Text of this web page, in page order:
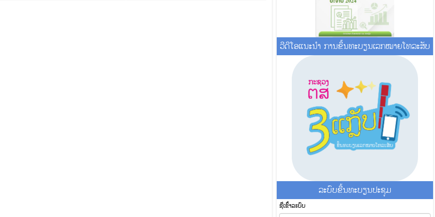
ວີດີໂອແນະນໍາ ການຂຶ້ນທະບຽນເລກໝາຍໂທລະສັບ
ລະ​ບົບ​ຂື້ນ​ທະ​ບຽນ​ປະ​ຊຸມ
ຊື່​ເຂົ້າ​ລະ​ບົບ